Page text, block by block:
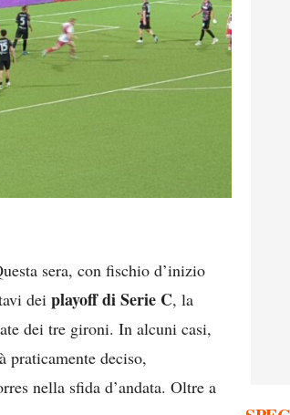
sera, con fischio d’inizio
dei playoff di Serie C, la
dei tre gironi. In alcuni casi,
praticamente deciso,
nella sfida d’andata. Oltre a